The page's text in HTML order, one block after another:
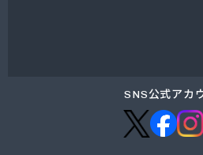
SNS公式アカ